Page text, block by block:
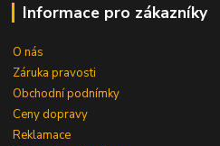
Informace pro zákazníky
O nás
Záruka pravosti
Obchodní podnímky
Ceny dopravy
Reklamace